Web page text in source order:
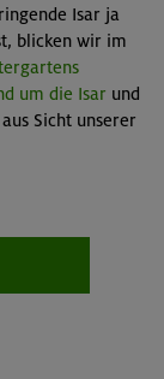
Isar ja
blicken wir im
um die Isar und
aus Sicht unserer